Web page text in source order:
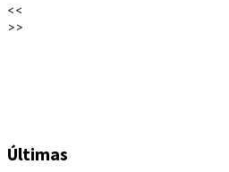
<<
>>
Últimas